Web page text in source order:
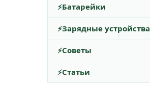
Батарейки
Зарядные устройства
Советы
Статьи